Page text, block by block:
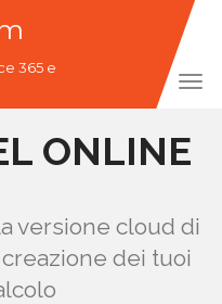
365 e
ONLINE
versione cloud di
dei tuoi